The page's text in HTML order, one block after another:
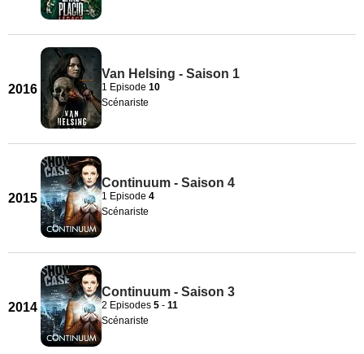
2016
Van Helsing - Saison 1
1 Episode 10
Scénariste
2015
Continuum - Saison 4
1 Episode 4
Scénariste
2014
Continuum - Saison 3
2 Episodes 5 - 11
Scénariste